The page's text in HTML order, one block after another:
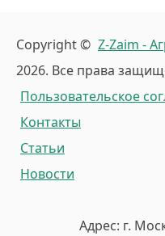
Copyright © Z-Zaim -
2026. Все права
Пользовательское
Контакты
Статьи
Новости
Адрес: г.